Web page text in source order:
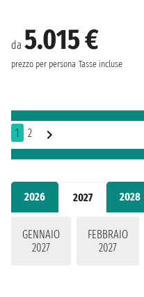
2026 2027 2028
GENNAIO
2027
FEBBRAIO
2027
da 5.015 €
prezzo per persona Tasse incluse
1 2